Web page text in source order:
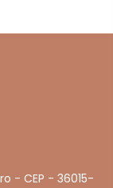
- CEP - 36015-